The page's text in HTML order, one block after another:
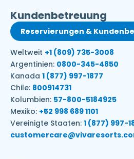
Kundenbetreuung
Reservierungen &
Weltweit +1 (809) 735-3008
Argentinien: 0800-345-4850
Kanada 1 (877) 997-1877
Chile: 800914731
Kolumbien: 57-800-5184925
Mexiko: +52 998 689 1101
Vereinigte Staaten: 1 (877) 997-